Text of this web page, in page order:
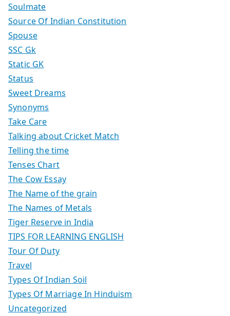
Soulmate
Source Of Indian Constitution
Spouse
SSC Gk
Static GK
Status
Sweet Dreams
Synonyms
Take Care
Talking about Cricket Match
Telling the time
Tenses Chart
The Cow Essay
The Name of the grain
The Names of Metals
Tiger Reserve in India
TIPS FOR LEARNING ENGLISH
Tour Of Duty
Travel
Types Of Indian Soil
Types Of Marriage In Hinduism
Uncategorized